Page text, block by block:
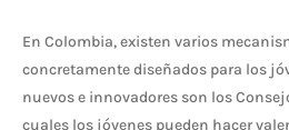
En Colombia, existen varios
concretamente diseñados para los
nuevos e innovadores son los
cuales los jóvenes pueden hacer